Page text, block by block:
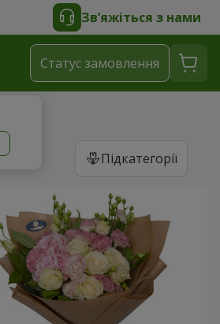
Зв’яжіться з нами
Статус замовлення
Підкатегорії